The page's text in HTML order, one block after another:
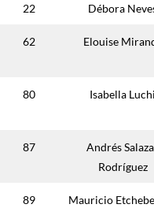
22 Débora
62 Elouise
80 Isabella
87
Andrés
Rodríguez
89 Mauricio